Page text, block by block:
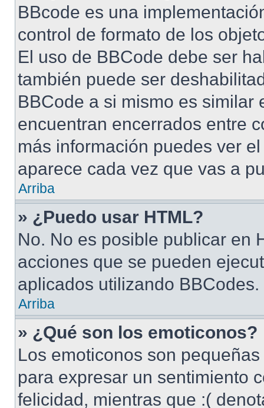
BBcode es una
control de formato de los
El uso de BBCode debe ser
también puede ser
BBCode a si mismo es similar
encuentran encerrados entre
más información puedes ver
aparece cada vez que vas a
Arriba
» ¿Puedo usar HTML?
No. No es posible publicar en
acciones que se pueden
aplicados utilizando BBCodes.
Arriba
» ¿Qué son los emoticonos?
Los emoticonos son
para expresar un sentimiento
felicidad, mientras que :(